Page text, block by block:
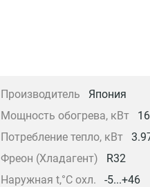
Производитель
Япония
Мощность обогрева, кВт
16
Потребление тепло, кВт
Фреон (Хладагент)
R32
Наружная t,°C охл.
-5...+46